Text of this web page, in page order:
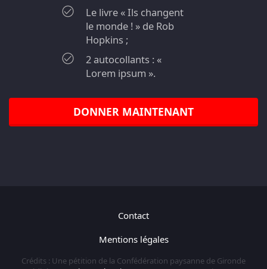
Le livre « Ils changent
le monde ! » de Rob
Hopkins ;
2 autocollants : «
Lorem ipsum ».
DONNER MAINTENANT
Contact
Mentions légales
Crédits : Une pétition de la Confédération paysanne de Gironde